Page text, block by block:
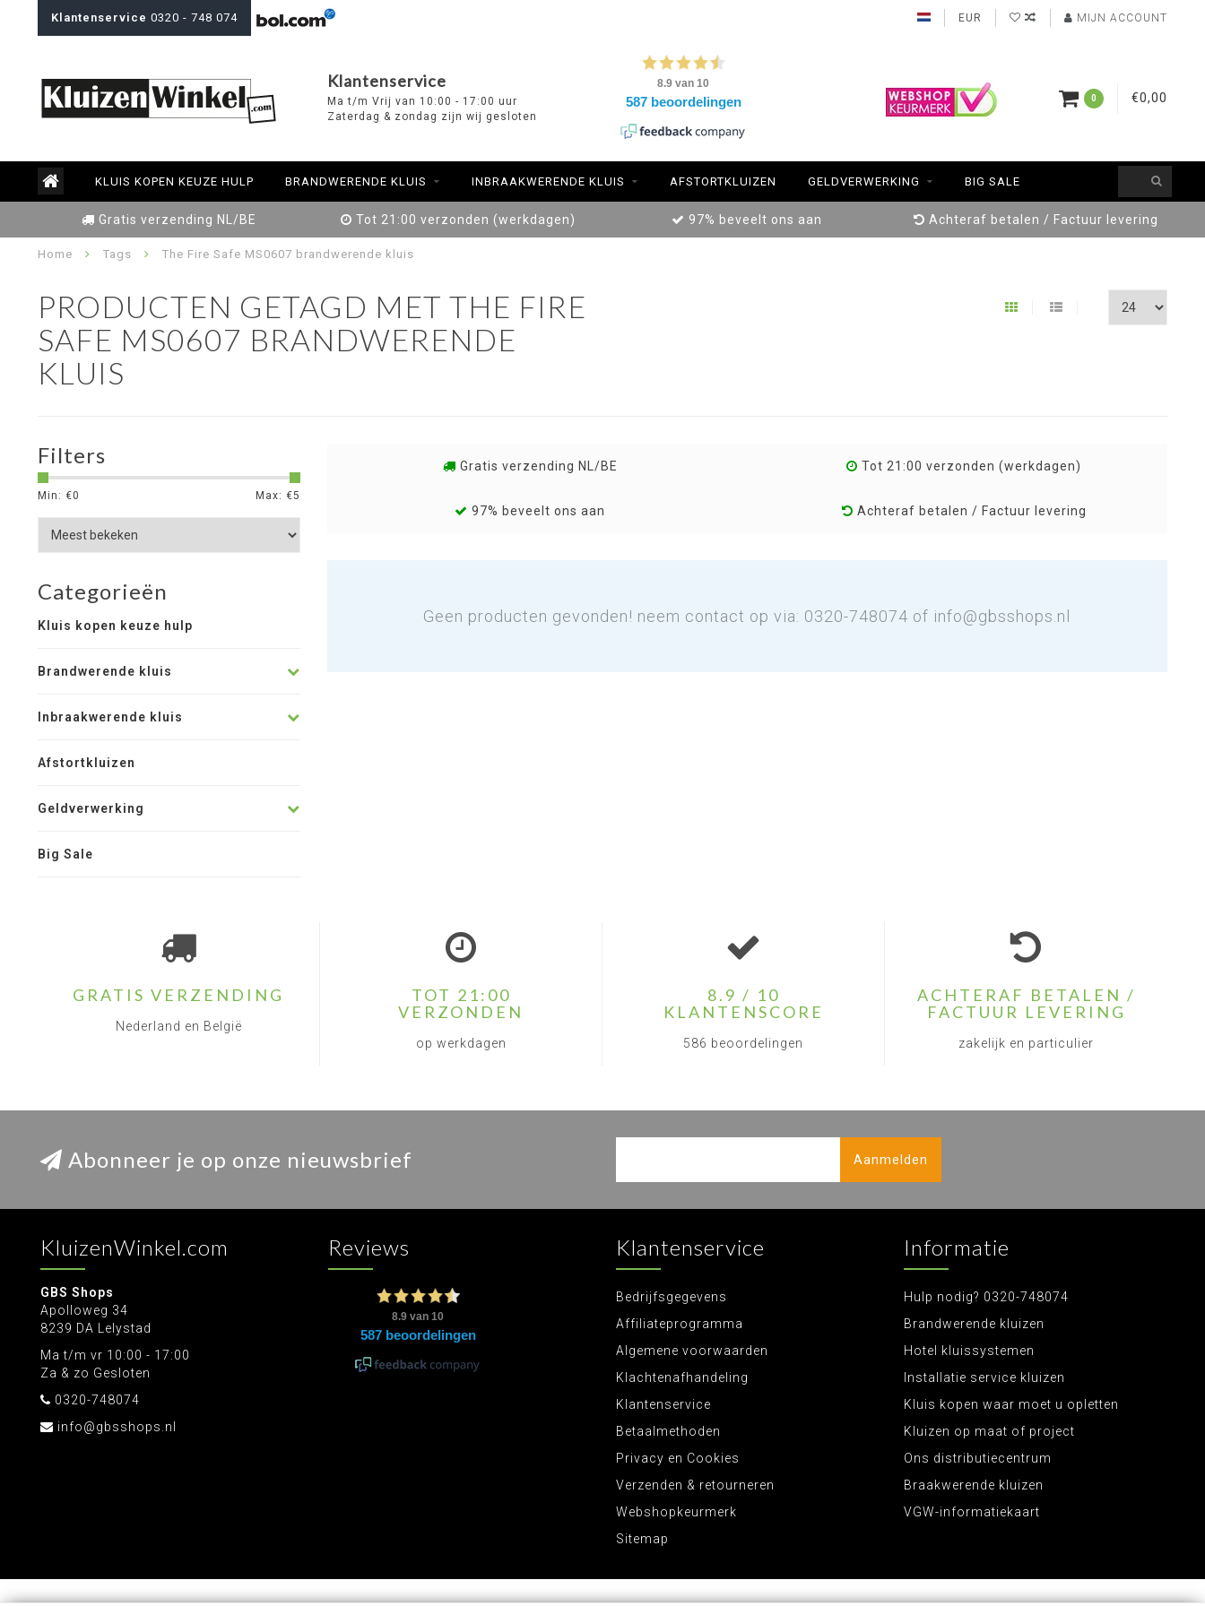
Klantenservice 0320 - 748 074 EUR MIJN ACCOUNT
Klantenservice
Ma t/m Vrij van 10:00 - 17:00 uur
Zaterdag & zondag zijn wij gesloten
0 €0,00
KLUIS KOPEN KEUZE HULP BRANDWERENDE KLUIS INBRAAKWERENDE KLUIS AFSTORTKLUIZEN GELDVERWERKING BIG SALE
Gratis verzending NL/BE Tot 21:00 verzonden (werkdagen) 97% beveelt ons aan Achteraf betalen / Factuur levering
Home Tags The Fire Safe MS0607 brandwerende kluis
PRODUCTEN GETAGD MET THE FIRE
SAFE MS0607 BRANDWERENDE
KLUIS
Filters
Min: €0 Max: €5
Categorieën
Kluis kopen keuze hulp
Brandwerende kluis
Inbraakwerende kluis
Afstortkluizen
Geldverwerking
Big Sale
Gratis verzending NL/BE Tot 21:00 verzonden (werkdagen)
97% beveelt ons aan Achteraf betalen / Factuur levering
Geen producten gevonden! neem contact op via: 0320-748074 of info@gbsshops.nl
GRATIS VERZENDING
Nederland en België
TOT 21:00
VERZONDEN
op werkdagen
8.9 / 10
KLANTENSCORE
586 beoordelingen
ACHTERAF BETALEN /
FACTUUR LEVERING
zakelijk en particulier
Abonneer je op onze nieuwsbrief Aanmelden
KluizenWinkel.com
GBS Shops
Apolloweg 34
8239 DA Lelystad
Ma t/m vr 10:00 - 17:00
Za & zo Gesloten
0320-748074
info@gbsshops.nl
Reviews Klantenservice
Bedrijfsgegevens
Affiliateprogramma
Algemene voorwaarden
Klachtenafhandeling
Klantenservice
Betaalmethoden
Privacy en Cookies
Verzenden & retourneren
Webshopkeurmerk
Sitemap
Informatie
Hulp nodig? 0320-748074
Brandwerende kluizen
Hotel kluissystemen
Installatie service kluizen
Kluis kopen waar moet u opletten
Kluizen op maat of project
Ons distributiecentrum
Braakwerende kluizen
VGW-informatiekaart